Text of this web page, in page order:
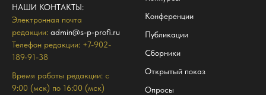
НАШИ КОНТАКТЫ:
Электронная почта
редакции: admin@s-p-profi.ru
Телефон редакции: +7-902-
189-91-38
Время работы редакции: с
9:00 (мск) по 16:00 (мск)
Конференции
Публикации
Сборники
Открытый показ
Опросы